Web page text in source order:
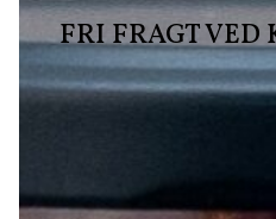
FRI FRAGT VED